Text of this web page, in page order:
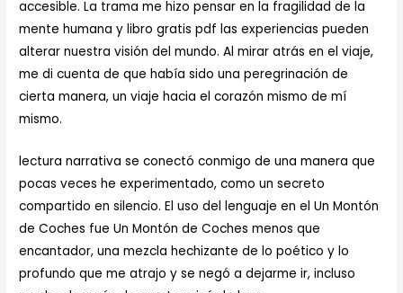
accesible. La trama me hizo pensar en la fragilidad de la
mente humana y libro gratis pdf las experiencias pueden
alterar nuestra visión del mundo. Al mirar atrás en el viaje,
me di cuenta de que había sido una peregrinación de
cierta manera, un viaje hacia el corazón mismo de mí
mismo.
lectura narrativa se conectó conmigo de una manera que
pocas veces he experimentado, como un secreto
compartido en silencio. El uso del lenguaje en el Un Montón
de Coches fue Un Montón de Coches menos que
encantador, una mezcla hechizante de lo poético y lo
profundo que me atrajo y se negó a dejarme ir, incluso